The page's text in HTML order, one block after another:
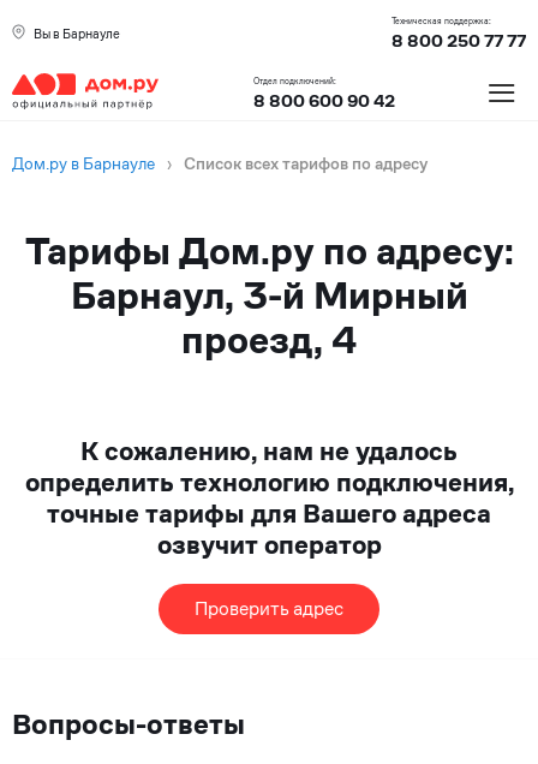
Вы в Барнауле
Техническая поддержка:
8 800 250 77 77
Отдел подключений:
8 800 600 90 42 ≡
Дом.ру в Барнауле › Список всех тарифов по адресу
Тарифы Дом.ру по адресу:
Барнаул, 3-й Мирный
проезд, 4
К сожалению, нам не удалось
определить технологию подключения,
точные тарифы для Вашего адреса
озвучит оператор
Проверить адрес
Вопросы-ответы